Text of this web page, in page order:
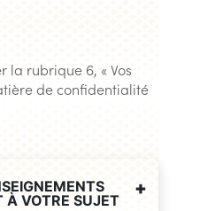
la rubrique 6, « Vos
de confidentialité
À VOTRE SUJET